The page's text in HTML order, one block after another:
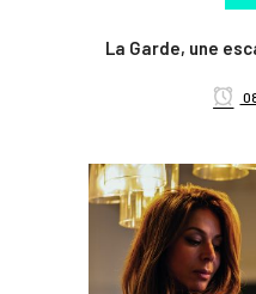
La Garde, une